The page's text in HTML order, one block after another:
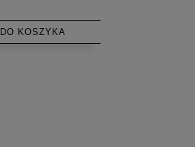
DO KOSZYKA